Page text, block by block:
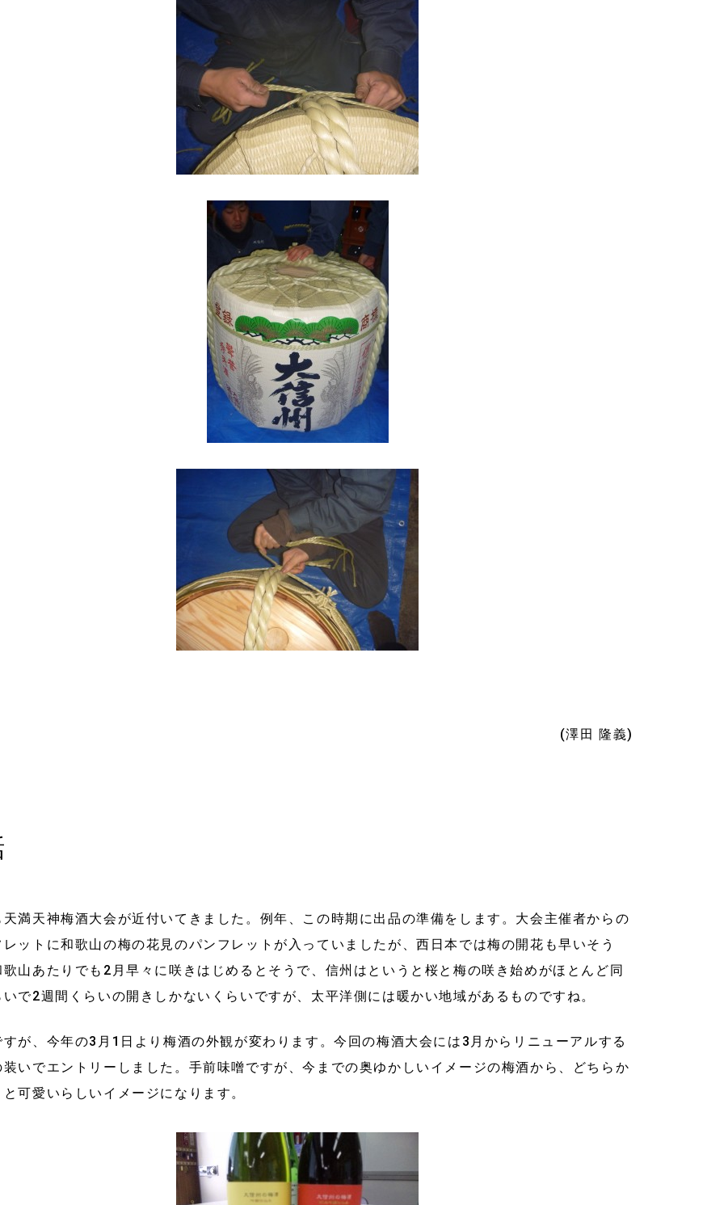
(澤田 隆義)
天満天神梅酒大会が近付いてきました。例年、この時期に出品の準備をします。大会主催者からの
レットに和歌山の梅の花見のパンフレットが入っていましたが、西日本では梅の開花も早いそう
歌山あたりでも2月早々に咲きはじめるとそうで、信州はというと桜と梅の咲き始めがほとんど同
いで2週間くらいの開きしかないくらいですが、太平洋側には暖かい地域があるものですね。
すが、今年の3月1日より梅酒の外観が変わります。今回の梅酒大会には3月からリニューアルする
装いでエントリーしました。手前味噌ですが、今までの奥ゆかしいイメージの梅酒から、どちらか
と可愛いらしいイメージになります。